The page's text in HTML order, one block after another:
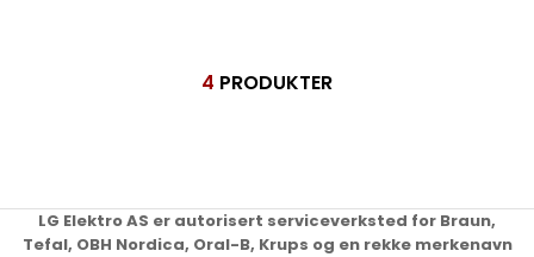
4 PRODUKTER
LG Elektro AS er autorisert serviceverksted for Braun,
Tefal, OBH Nordica, Oral-B, Krups og en rekke merkenavn